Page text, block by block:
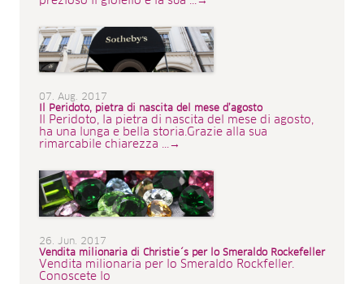
07. Aug. 2017
Il Peridoto, pietra di nascita del mese d’agosto
Il Peridoto, la pietra di nascita del mese di agosto,
ha una lunga e bella storia.Grazie alla sua
rimarcabile chiarezza ...→
26. Jun. 2017
Vendita milionaria di Christie´s per lo Smeraldo Rockefeller
Vendita milionaria per lo Smeraldo Rockfeller.
Conoscete lo